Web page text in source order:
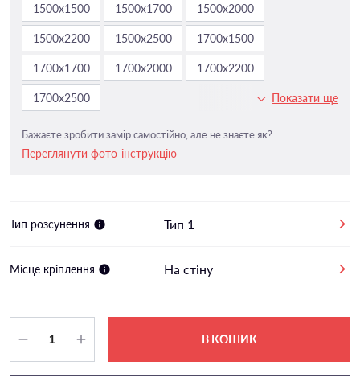
1500х1500 1500х1700 1500х2000
1500х2200 1500х2500 1700х1500
1700х1700 1700х2000 1700х2200
1700х2500 Показати ще
Бажаєте зробити замір самостійно, але не знаєте як?
Переглянути фото-інструкцію
Тип розсунення Тип 1
Місце кріплення На стіну
В КОШИК